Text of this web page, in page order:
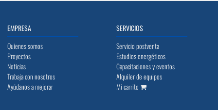
EMPRESA
Quienes somos
Proyectos
Noticias
Trabaja con nosotros
Ayúdanos a mejorar
SERVICIOS
Servicio postventa
Estudios energéticos
Capacitaciones y eventos
Alquiler de equipos
Mi carrito